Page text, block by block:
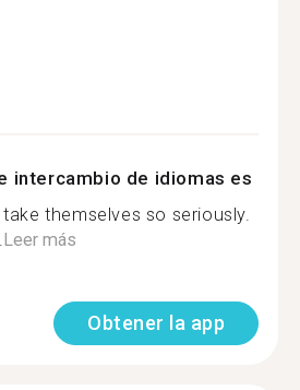
intercambio de idiomas es
themselves so seriously.
Leer más
Obtener la app